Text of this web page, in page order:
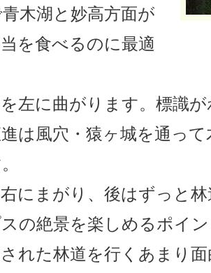
木湖と妙高方面が
を食べるのに最適
左に曲がります。標識
は風穴・猿ヶ城を通っ
にまがり、後はずっと
の絶景を楽しめるポイ
れた林道を行くあまり